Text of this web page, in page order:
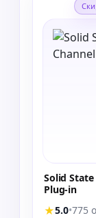
Solid State
Plug-in
★5.0•775